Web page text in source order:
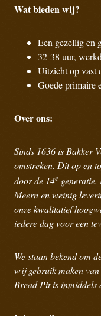
Wat bieden wij?
Een gezellig en
32-38 uur,
Uitzicht op vast
Goede primaire
Over ons:
Sinds 1636 is Bakker
omstreken. Dit op en
door de 14e
Meern en weinig
onze kwalitatief
iedere dag voor een
We staan bekend om
wij gebruik maken
Bread Pit is inmiddels